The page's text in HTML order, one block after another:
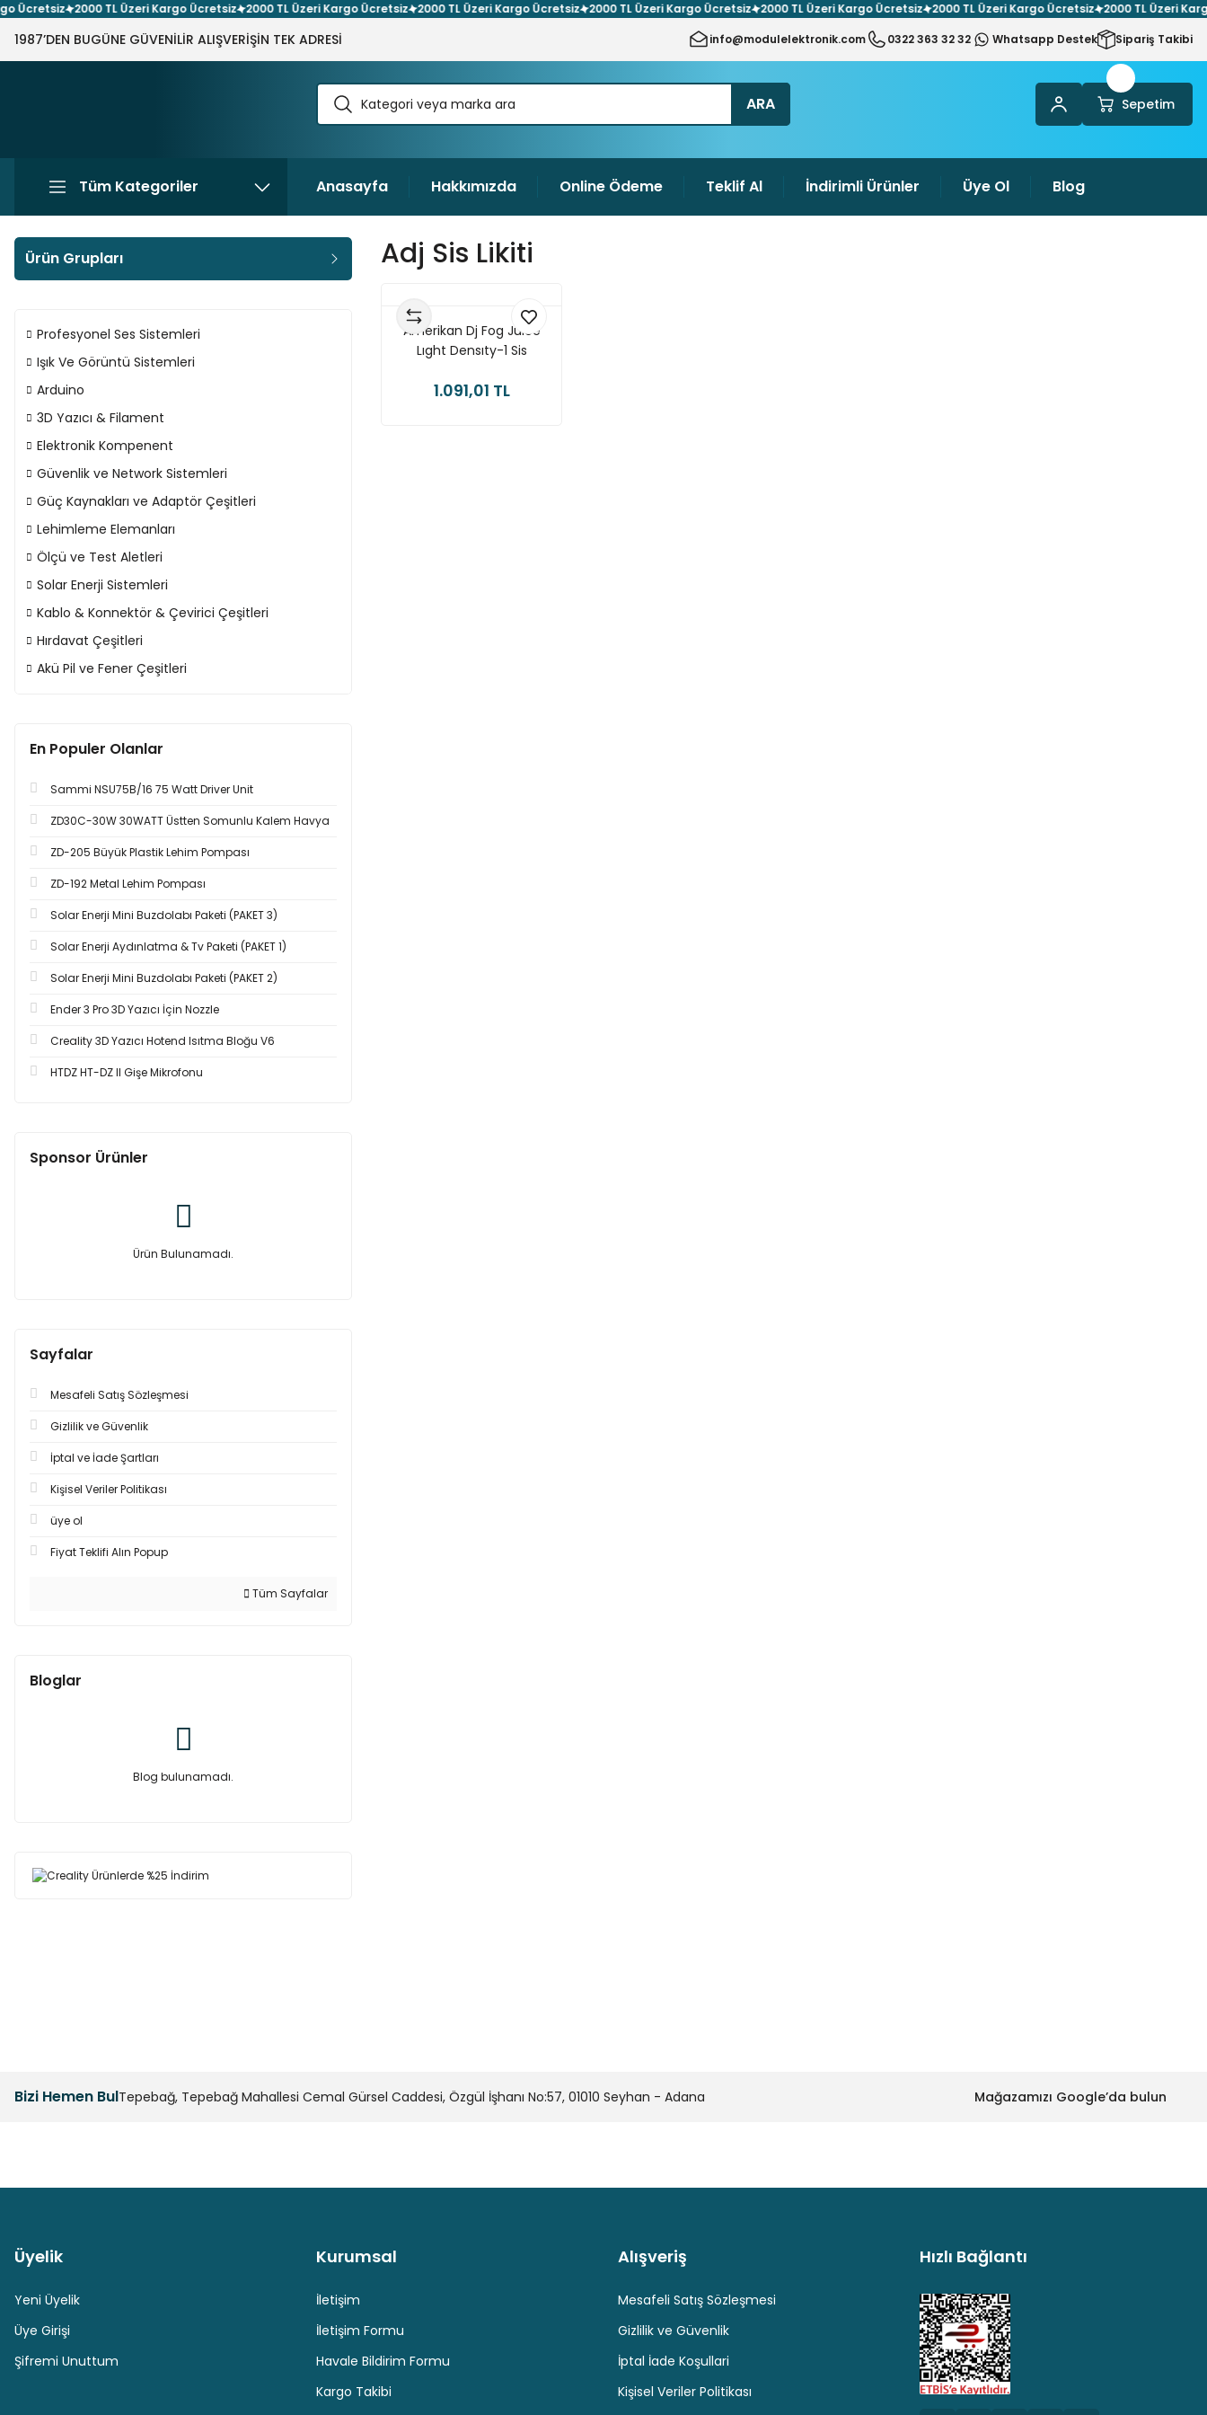
2000 TL Üzeri Kargo Ücretsiz 2000 TL Üzeri Kargo Ücretsiz 2000 TL Üzeri Kargo Ücretsiz 2000 TL Üzeri Kargo Ücretsiz 2000 TL Üzeri Kargo Ücretsiz 2000 TL Üzeri Kargo Ücretsiz 2000 TL Üzeri Kargo
1987’DEN BUGÜNE GÜVENİLİR ALIŞVERİŞİN TEK ADRESİ info@modulelektronik.com 0322 363 32 32 Whatsapp Destek Sipariş Takibi
ARA Sepetim
Tüm Kategoriler Anasayfa Hakkımızda Online Ödeme Teklif Al İndirimli Ürünler Üye Ol Blog
Ürün Grupları
Profesyonel Ses Sistemleri
Işık Ve Görüntü Sistemleri
Arduino
3D Yazıcı & Filament
Elektronik Kompenent
Güvenlik ve Network Sistemleri
Güç Kaynakları ve Adaptör Çeşitleri
Lehimleme Elemanları
Ölçü ve Test Aletleri
Solar Enerji Sistemleri
Kablo & Konnektör & Çevirici Çeşitleri
Hırdavat Çeşitleri
Akü Pil ve Fener Çeşitleri
En Populer Olanlar
Sammi NSU75B/16 75 Watt Driver Unit
ZD30C-30W 30WATT Üstten Somunlu Kalem Havya
ZD-205 Büyük Plastik Lehim Pompası
ZD-192 Metal Lehim Pompası
Solar Enerji Mini Buzdolabı Paketi (PAKET 3)
Solar Enerji Aydınlatma & Tv Paketi (PAKET 1)
Solar Enerji Mini Buzdolabı Paketi (PAKET 2)
Ender 3 Pro 3D Yazıcı İçin Nozzle
Creality 3D Yazıcı Hotend Isıtma Bloğu V6
HTDZ HT-DZ II Gişe Mikrofonu
Sponsor Ürünler
Ürün Bulunamadı.
Sayfalar
Mesafeli Satış Sözleşmesi
Gizlilik ve Güvenlik
İptal ve İade Şartları
Kişisel Veriler Politikası
üye ol
Fiyat Teklifi Alın Popup
Tüm Sayfalar
Bloglar
Blog bulunamadı.
Adj Sis Likiti
Amerikan Dj Fog Juice
Lıght Densıty-1 Sis
1.091,01 TL
Bizi Hemen BulTepebağ, Tepebağ Mahallesi Cemal Gürsel Caddesi, Özgül İşhanı No:57, 01010 Seyhan - Adana Mağazamızı Google’da bulun
Güvenli Ödeme Hediyeli Ürün Seçenekleri
Üyelik
Yeni Üyelik
Üye Girişi
Şifremi Unuttum
Kurumsal
İletişim
İletişim Formu
Havale Bildirim Formu
Kargo Takibi
Alışveriş
Mesafeli Satış Sözleşmesi
Gizlilik ve Güvenlik
İptal İade Koşullari
Kişisel Veriler Politikası
Hızlı Bağlantı